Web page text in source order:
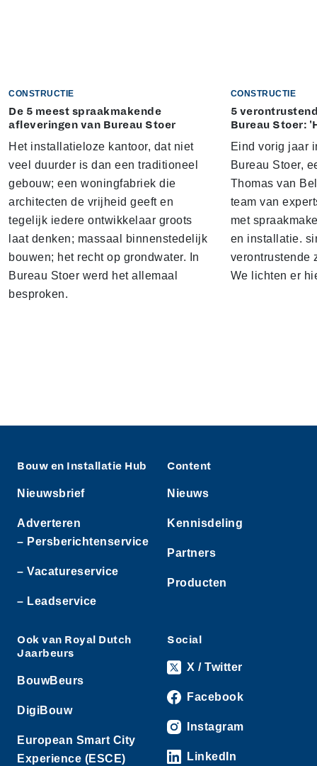
CONSTRUCTIE
De 5 meest spraakmakende
afleveringen van Bureau Stoer
Het installatieloze kantoor, dat niet
veel duurder is dan een traditioneel
gebouw; een woningfabriek die
architecten de vrijheid geeft en
tegelijk iedere ontwikkelaar groots
laat denken; massaal binnenstedelijk
bouwen; het recht op grondwater. In
Bureau Stoer werd het allemaal
besproken.
CONSTRUCTIE
5
Bureau Stoer:
Eind vorig jaar
Bureau Stoer,
Thomas van
team van
met
en installatie.
verontrustende
We lichten er
Bouw en Installatie Hub
Nieuwsbrief
Adverteren
– Persberichtenservice
– Vacatureservice
– Leadservice
Content
Nieuws
Kennisdeling
Partners
Producten
Ook van Royal Dutch
Jaarbeurs
BouwBeurs
DigiBouw
European Smart City
Experience (ESCE)
Social
X / Twitter
Facebook
Instagram
LinkedIn